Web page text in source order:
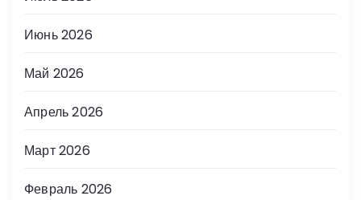
Июнь 2026
Май 2026
Апрель 2026
Март 2026
Февраль 2026